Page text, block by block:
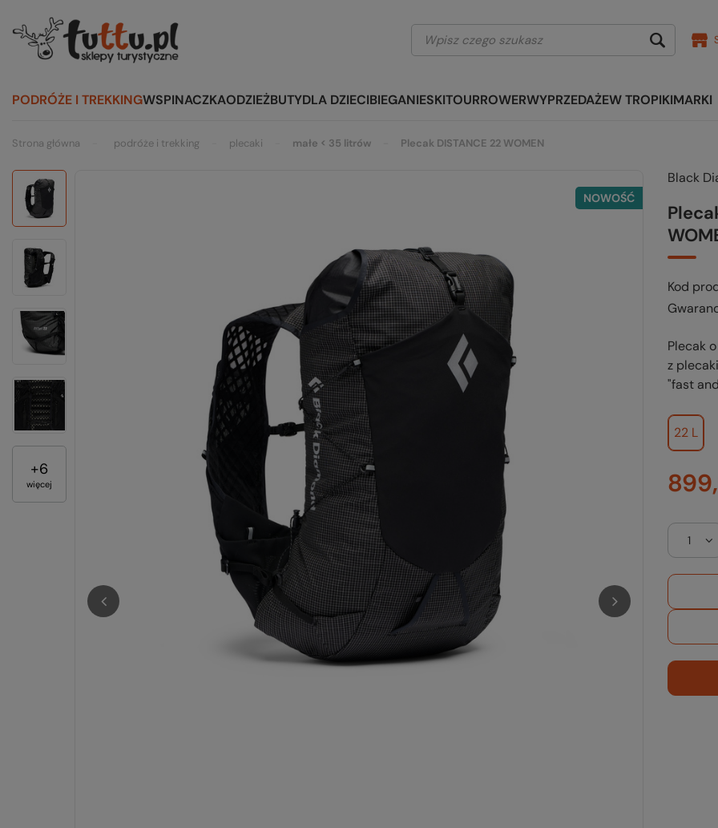
PODRÓŻE I TREKKINGWSPINACZKAODZIEŻBUTYDLA DZIECIBIEGANIESKITOURROWERWYPRZEDAŻEW TROPIKIMARKI
Strona główna podróże i trekking plecaki małe < 35 litrów Plecak DISTANCE 22 WOMEN
+6
więcej
NOWOŚĆ
Black
Kod
Plecak
z
"fast
22 L